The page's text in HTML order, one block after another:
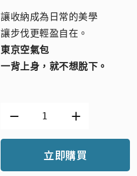
讓收納成為日常的美學
讓步伐更輕盈自在。
東京空氣包
一背上身，就不想脫下。
立即購買